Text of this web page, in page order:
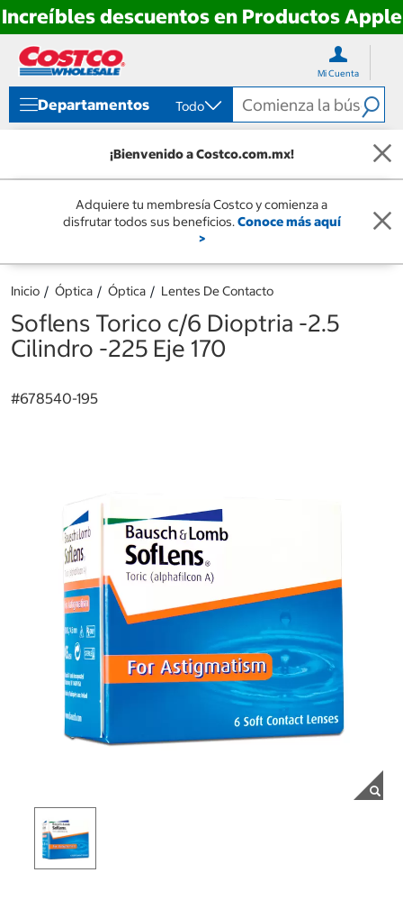
Increíbles descuentos en Productos Apple
directo
contenido
directo
menú
navegación
Mi Cuenta
Departamentos Todo
¡Bienvenido a Costco.com.mx!
Adquiere tu membresía Costco y comienza a
disfrutar todos sus beneficios.Conoce más aquí
>
Inicio Óptica Óptica Lentes De Contacto
Soflens Torico c/6 Dioptria -2.5
Cilindro -225 Eje 170
#678540-195